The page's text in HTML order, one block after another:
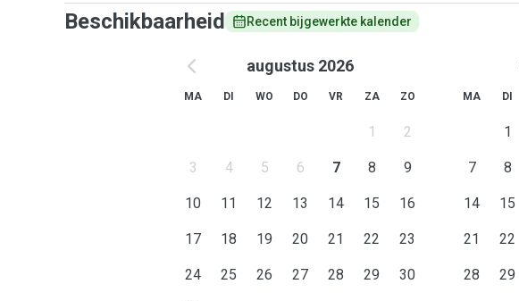
Beschikbaarheid Recent bijgewerkte kalender
augustus 2026
MA DI WO DO VR ZA ZO
1 2
3 4 5 6 7 8 9
10 11 12 13 14 15 16
17 18 19 20 21 22 23
24 25 26 27 28 29 30
MA DI
1
7 8
14 15
21 22
28 29